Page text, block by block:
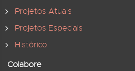
Projetos Atuais
Projetos Especiais
Histórico
Colabore